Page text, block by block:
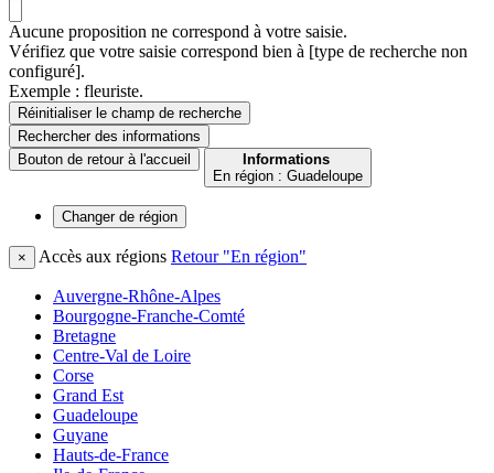
Aucune proposition ne correspond à votre saisie.
Vérifiez que votre saisie correspond bien à [type de recherche non
configuré].
Exemple : fleuriste.
Réinitialiser le champ de recherche
Rechercherdes informations
Bouton de retour à l'accueil
Informations
En région : Guadeloupe
Changer de région
× Accès aux régions Retour "En région"
Auvergne-Rhône-Alpes
Bourgogne-Franche-Comté
Bretagne
Centre-Val de Loire
Corse
Grand Est
Guadeloupe
Guyane
Hauts-de-France